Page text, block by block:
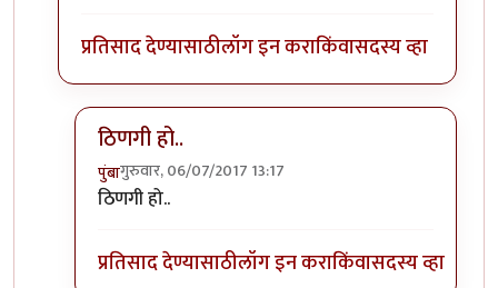
प्रतिसाद देण्यासाठीलॉग इन कराकिंवासदस्य व्हा
ठिणगी हो..
पुंबागुरुवार, 06/07/2017 13:17
In reply to
ठिणगी हो..
प्रतिसाद देण्यासाठीलॉग इन कराकिंवासदस्य व्हा